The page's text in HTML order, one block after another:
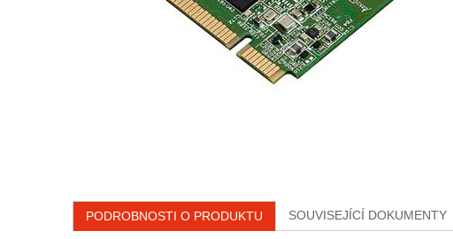
PODROBNOSTI O PRODUKTU SOUVISEJÍCÍ DOKUMENTY